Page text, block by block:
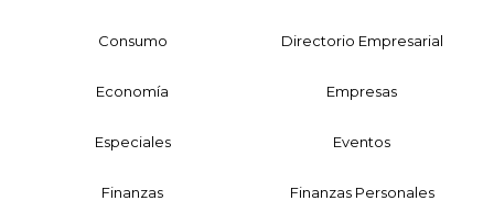
Consumo Directorio Empresarial
Economía Empresas
Especiales Eventos
Finanzas Finanzas Personales